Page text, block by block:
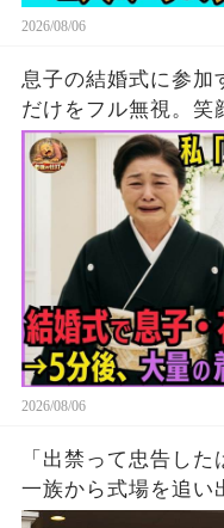
2026/08/06
息子の結婚式に参加
だけをフル無視。笑
嫁･嫁両親「…」→5
視して消えた結果
2026/08/06
「出禁って忠告し
一族から式場を追い
の大株主の私が株主